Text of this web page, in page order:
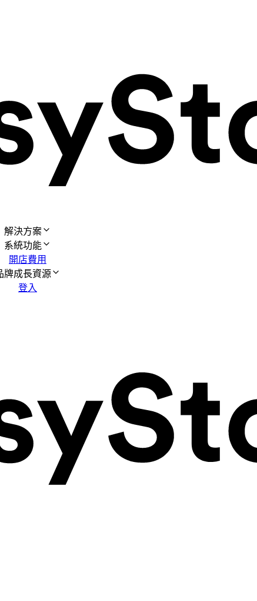
解決方案
系統功能
開店費用
牌成長資源
登入